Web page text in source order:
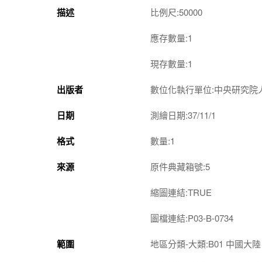
描述 比例尺:50000
應存數量:1
現存數量:1
出版者 數位化執行單位:中央研究
日期 測繪日期:37/11/1
格式 數量:1
來源 原件典藏箱號:5
縮圖連結:TRUE
圖檔連結:P03-B-0734
範圍 地區分類-大類:B01 中國大陸